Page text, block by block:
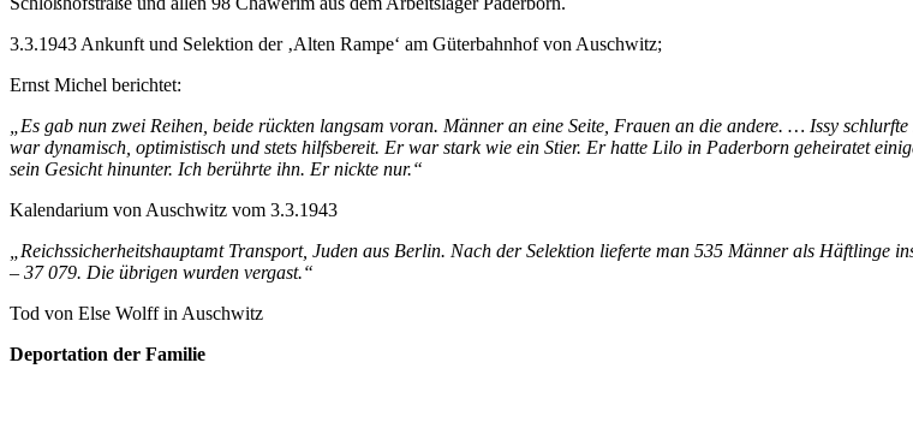
3.3.1943 Ankunft und Selektion der ‚Alten Rampe‘ am Güterbahnhof von Auschwitz;
Ernst Michel berichtet:
„Es gab nun zwei Reihen, beide rückten langsam voran. Männer an eine Seite, Frauen an die andere. … Issy
war dynamisch, optimistisch und stets hilfsbereit. Er war stark wie ein Stier. Er hatte Lilo in Paderborn geheiratet
sein Gesicht hinunter. Ich berührte ihn. Er nickte nur.“
Kalendarium von Auschwitz vom 3.3.1943
„Reichssicherheitshauptamt Transport, Juden aus Berlin. Nach der Selektion lieferte man 535 Männer als
– 37 079. Die übrigen wurden vergast.“
Tod von Else Wolff in Auschwitz
Deportation der Familie